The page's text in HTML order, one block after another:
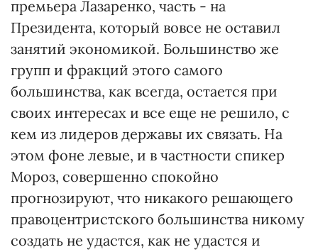
премьера Лазаренко, часть - на
Президента, который вовсе не оставил
занятий экономикой. Большинство же
групп и фракций этого самого
большинства, как всегда, остается при
своих интересах и все еще не решило, с
кем из лидеров державы их связать. На
этом фоне левые, и в частности спикер
Мороз, совершенно спокойно
прогнозируют, что никакого решающего
правоцентристского большинства никому
создать не удастся, как не удастся и